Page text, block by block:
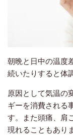
朝晩と日中の温度
続いたりすると体
原因として気温の
ギーを消費される
す。また頭痛、肩
現れることもあり